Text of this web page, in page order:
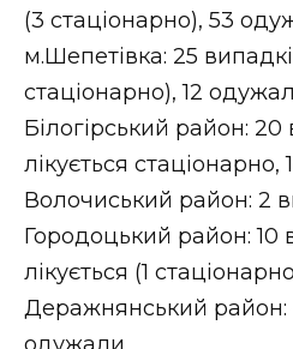
(3 стаціонарно), 53
м.Шепетівка: 25
стаціонарно), 12
Білогірський район: 20
лікується
Волочиський район: 2
Городоцький район: 10
лікується (1
Деражнянський район: